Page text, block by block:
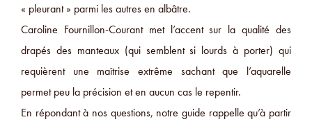
« pleurant » parmi les autres en albâtre.
Caroline Fournillon-Courant met l’accent sur la qualité des
drapés des manteaux (qui semblent si lourds à porter) qui
requièrent une maîtrise extrême sachant que l’aquarelle
permet peu la précision et en aucun cas le repentir.
En répondant à nos questions, notre guide rappelle qu’à partir